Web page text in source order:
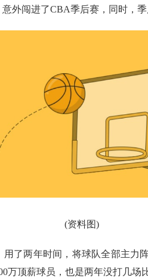
外闯进了CBA季后赛，同时，季
(资料图)
用了两年时间，将球队全部主力
万顶薪球员，也是两年没打几场